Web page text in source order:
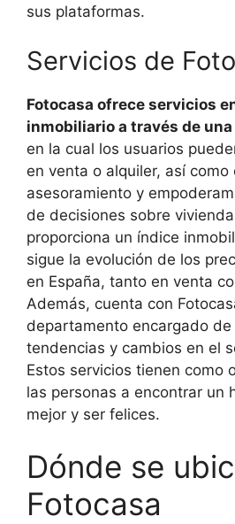
sus plataformas.
Servicios de
Fotocasa ofrece servicios
inmobiliario a través de
en la cual los usuarios
en venta o alquiler, así como
asesoramiento y
de decisiones sobre
proporciona un índice
sigue la evolución de los
en España, tanto en venta
Además, cuenta con
departamento encargado de
tendencias y cambios en el
Estos servicios tienen como
las personas a encontrar un
mejor y ser felices.
Dónde se
Fotocasa